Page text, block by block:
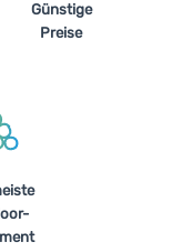
Günstige
Preise